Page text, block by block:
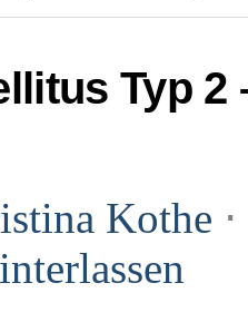
Typ
Kothe ⋅